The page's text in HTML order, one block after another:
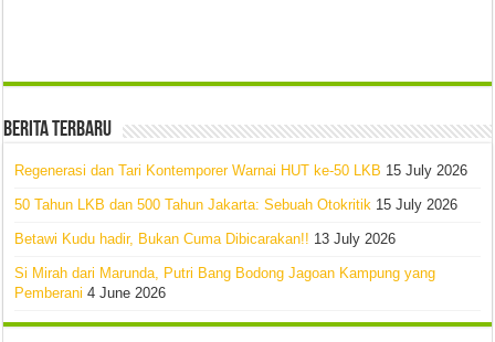
Berita Terbaru
Regenerasi dan Tari Kontemporer Warnai HUT ke-50 LKB 15 July 2026
50 Tahun LKB dan 500 Tahun Jakarta: Sebuah Otokritik 15 July 2026
Betawi Kudu hadir, Bukan Cuma Dibicarakan!! 13 July 2026
Si Mirah dari Marunda, Putri Bang Bodong Jagoan Kampung yang
Pemberani 4 June 2026